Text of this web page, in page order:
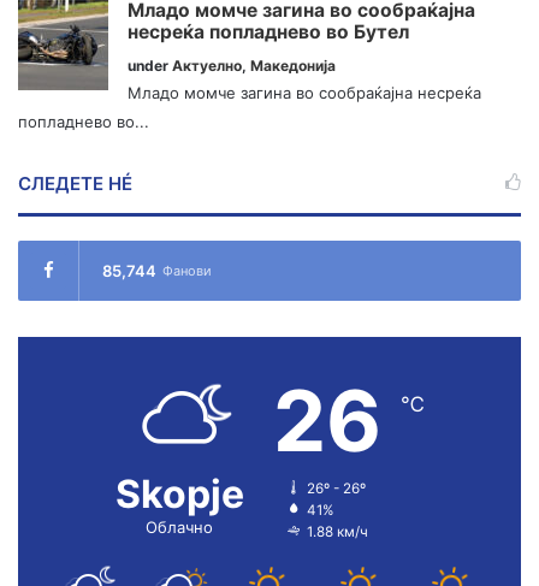
Младо момче загина во сообраќајна
несреќа попладнево во Бутел
under Актуелно, Македонија
Младо момче загина во сообраќајна несреќа
попладнево во...
СЛЕДЕТЕ НÉ
85,744 Фанови
Skopje
Облачно
26 ℃
26º - 26º
41%
1.88 км/ч